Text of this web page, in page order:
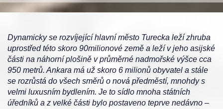
Dynamicky se rozvíjející hlavní město Turecka leží zhruba
uprostřed této skoro 90milionové země a leží v jeho asijské
části na náhorní plošině v průměrné nadmořské výšce cca
950 metrů. Ankara má už skoro 6 milionů obyvatel a stále
se rozrůstá do všech směrů o nová předměstí, mnohdy s
velmi luxusním bydlením. Je to sídlo mnoha státních
úředníků a z velké části bylo postaveno teprve nedávno –